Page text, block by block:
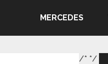
MERCEDES
/* */